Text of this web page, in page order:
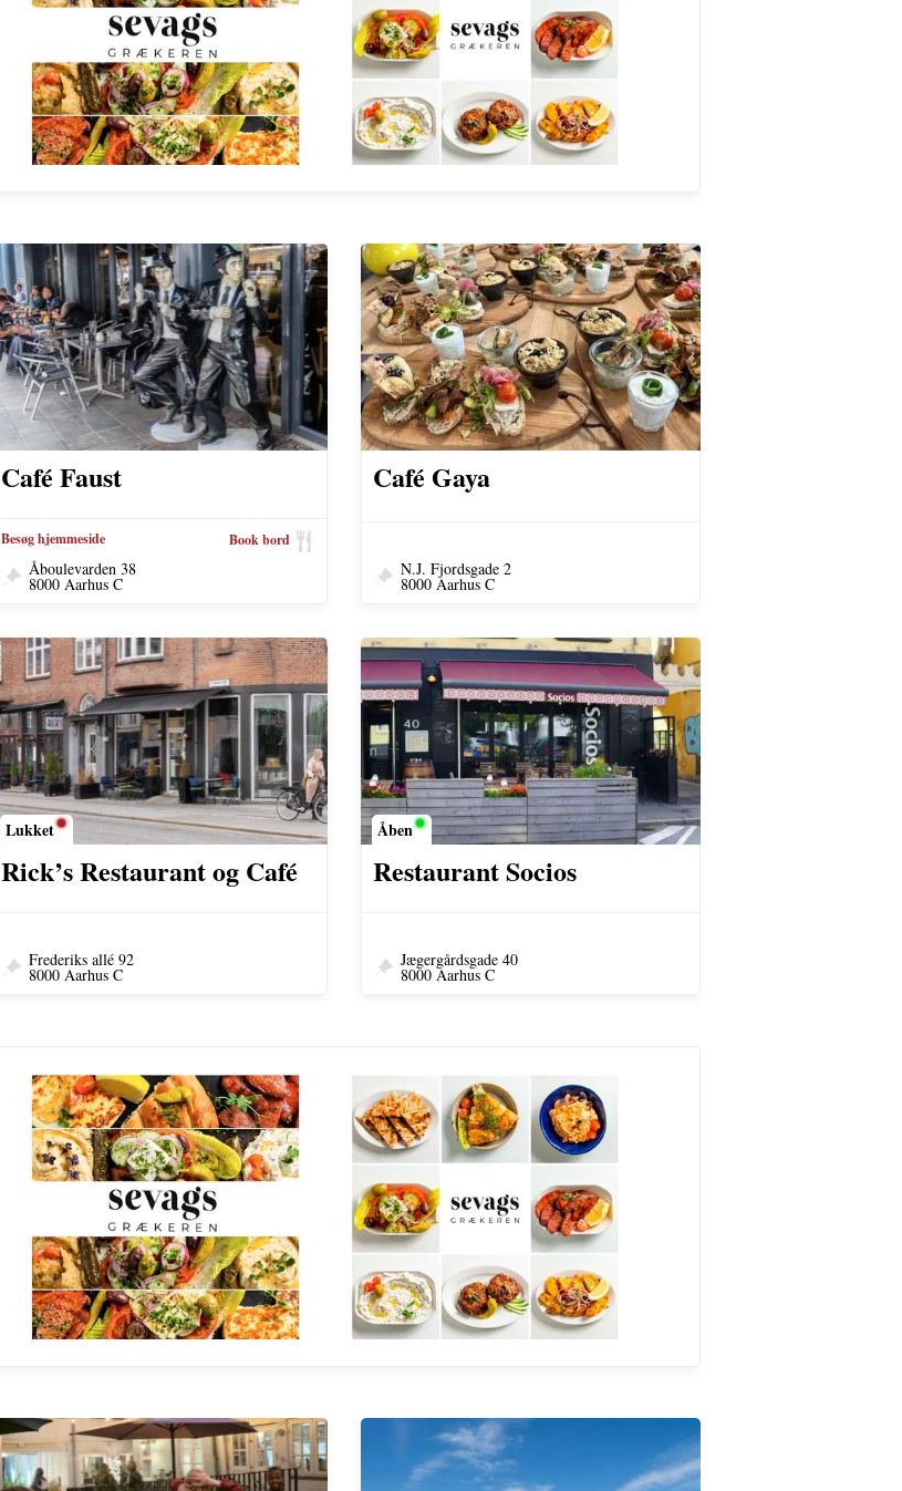
Café Faust
Besøg hjemmeside Book bord
Åboulevarden 38
8000 Aarhus C
Café Gaya
N.J. Fjordsgade 2
8000 Aarhus C
Lukket
Rick’s Restaurant og Café
Frederiks allé 92
8000 Aarhus C
Åben
Restaurant Socios
Jægergårdsgade 40
8000 Aarhus C